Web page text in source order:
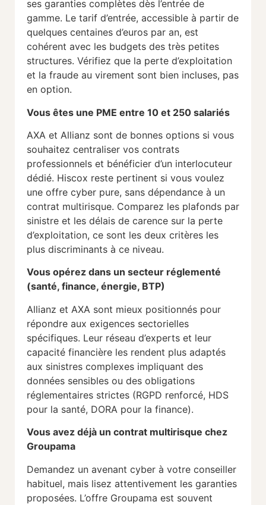
ses garanties complètes dès l’entrée de
gamme. Le tarif d’entrée, accessible à partir de
quelques centaines d’euros par an, est
cohérent avec les budgets des très petites
structures. Vérifiez que la perte d’exploitation
et la fraude au virement sont bien incluses, pas
en option.
Vous êtes une PME entre 10 et 250 salariés
AXA et Allianz sont de bonnes options si vous
souhaitez centraliser vos contrats
professionnels et bénéficier d’un interlocuteur
dédié. Hiscox reste pertinent si vous voulez
une offre cyber pure, sans dépendance à un
contrat multirisque. Comparez les plafonds par
sinistre et les délais de carence sur la perte
d’exploitation, ce sont les deux critères les
plus discriminants à ce niveau.
Vous opérez dans un secteur réglementé
(santé, finance, énergie, BTP)
Allianz et AXA sont mieux positionnés pour
répondre aux exigences sectorielles
spécifiques. Leur réseau d’experts et leur
capacité financière les rendent plus adaptés
aux sinistres complexes impliquant des
données sensibles ou des obligations
réglementaires strictes (RGPD renforcé, HDS
pour la santé, DORA pour la finance).
Vous avez déjà un contrat multirisque chez
Groupama
Demandez un avenant cyber à votre conseiller
habituel, mais lisez attentivement les garanties
proposées. L’offre Groupama est souvent